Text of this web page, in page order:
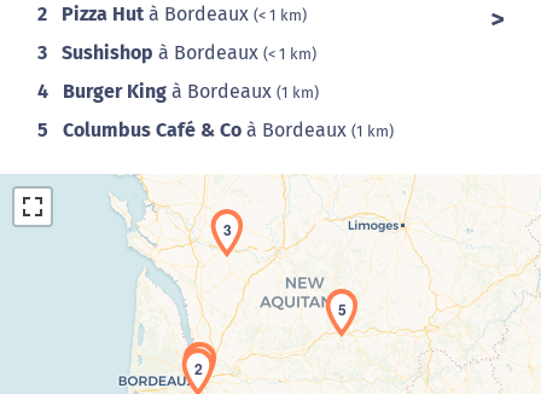
2 Pizza Hut à Bordeaux (< 1 km)
3 Sushishop à Bordeaux (< 1 km)
4 Burger King à Bordeaux (1 km)
5 Columbus Café & Co à Bordeaux (1 km)
Chargement de la carte en cours...
1
2
3
5